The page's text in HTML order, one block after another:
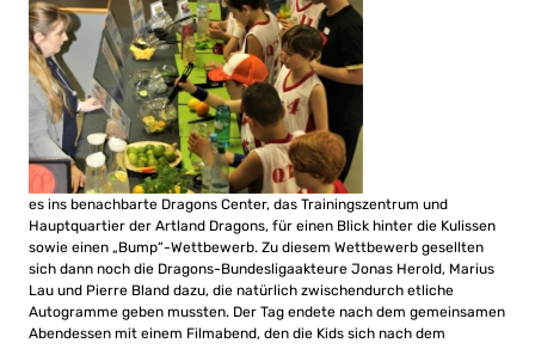
es ins benachbarte Dragons Center, das Trainingszentrum und
Hauptquartier der Artland Dragons, für einen Blick hinter die Kulissen
sowie einen „Bump“-Wettbewerb. Zu diesem Wettbewerb gesellten
sich dann noch die Dragons-Bundesligaakteure Jonas Herold, Marius
Lau und Pierre Bland dazu, die natürlich zwischendurch etliche
Autogramme geben mussten. Der Tag endete nach dem gemeinsamen
Abendessen mit einem Filmabend, den die Kids sich nach dem